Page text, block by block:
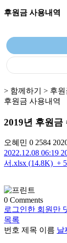
후원금 사용내역
> 함께하기 > 후
후원금 사용내역
2019년 후원금
오혜민 0 2584
2022.12.08 06:19
서.xlsx (14.8K) +
0 Comments
로그인한 회원만
목록
번호 제목 이름 날